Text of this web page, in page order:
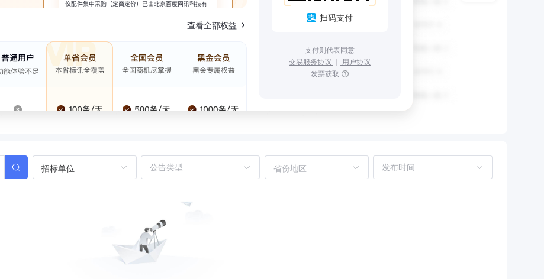
查看全部权益
扫码支付
支付则代表同意
交易服务协议 ｜ 用户协议
发票获取
招标单位 省份地区